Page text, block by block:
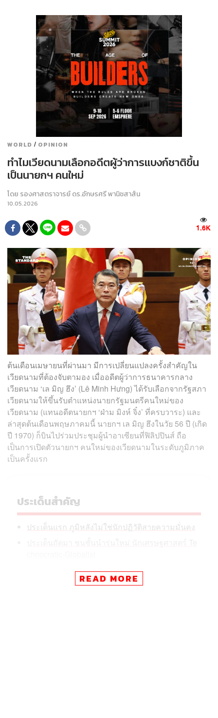
WORLD / OPINION
ทำไมเวียดนามเลือกอดีตผู้ว่าการแบงก์ชาติขึ้น
เป็นนายกฯ คนใหม่
โดย รองศาสตราจารย์ ดร.อักษรศรี พานิชสาส์น
10.05.2026
1.6K
ต้นเดือนเมษายนที่ผ่านมา มีการเปลี่ยนแปลงครั้งสำคัญใน
เวียดนามที่ต้องจับตามอง เมื่ออดีตผู้ว่าการธนาคารกลาง
เวียดนาม ‘เล มิญ ฮึง’ (Lê Minh Hưng) ได้รับเลือกจากรัฐสภา
เวียดนามให้ขึ้นรับตำแหน่งนายกรัฐมนตรีคนใหม่ของ
เวียดนาม (แทนอดีตนายกฯ ‘ฝ่าม มิงห์ จิ๋ง’ ที่ครบวาระ) และ
ล่าสุดต้นเดือนพฤษภาคมนี้ นายกฯ เล มิญ ฮึงในวัย 56 ปี (เกิด
ปี 1970) ก็บินไปร่วมประชุมผู้นำอาเซียนที่ฟิลิปปินส์ ถือ
เป็นการเปิดตัวนายกฯ คนใหม่ของเวียดนามในระดับภูมิภาค
เป็นครั้งแรก
ประเด็นสำคัญ
ประเด็นแรก ภูมิหลังไม่ใช่นักปฏิวัติสายความมั่นคง
ประเด็นสุดท้าย ทิศทางเวียดนามภายใต้รัฐบาลเล มิ
ญ ฮึงจะเป็นอย่างไรREAD MORE